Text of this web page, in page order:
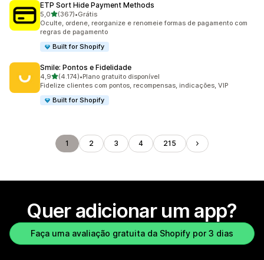
ETP Sort Hide Payment Methods
5,0de 5 estrelas
(367)
367 avaliações ao todo
•Grátis
Oculte, ordene, reorganize e renomeie formas de pagamento com
regras de pagamento
Built for Shopify
Smile: Pontos e Fidelidade
4,9de 5 estrelas
(4.174)
4174 avaliações ao todo
•Plano gratuito disponível
Fidelize clientes com pontos, recompensas, indicações, VIP
Built for Shopify
1 2 3 4 215
Quer adicionar um app?
Faça uma avaliação gratuita da Shopify por 3 dias